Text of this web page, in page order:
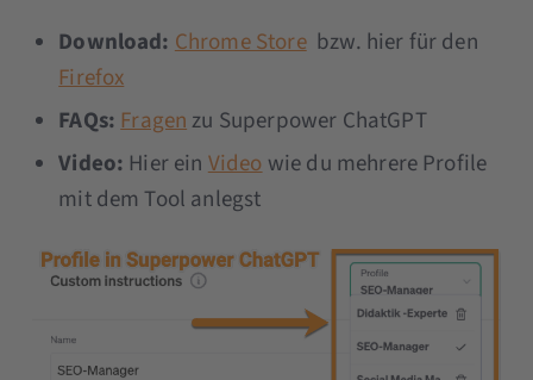
Download: Chrome Storebzw. hier für den
Firefox
FAQs:Fragenzu Superpower ChatGPT
Video: Hier ein Videowie du mehrere Profile
mit dem Tool anlegst